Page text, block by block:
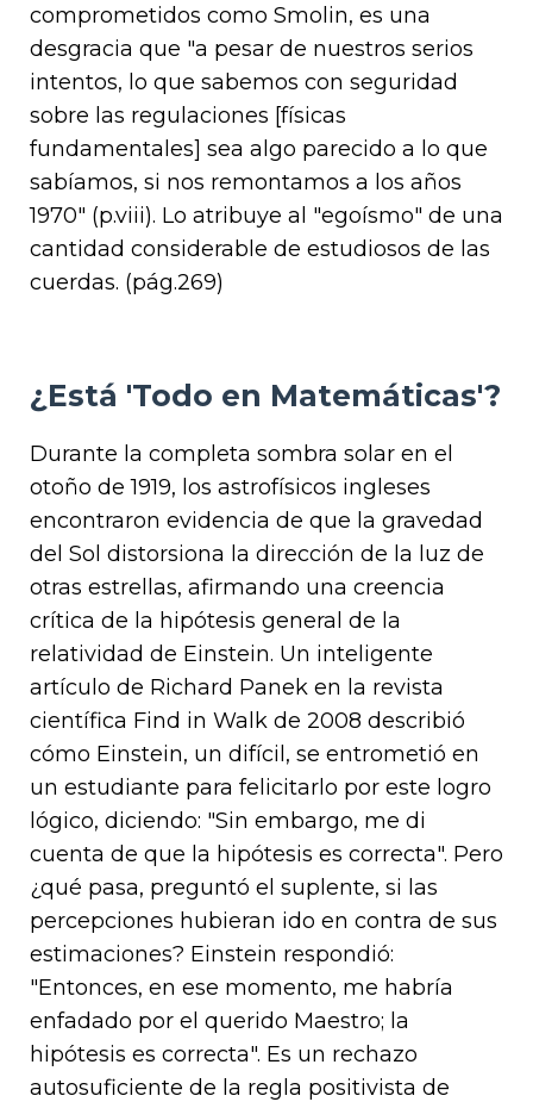
comprometidos como Smolin, es una
desgracia que "a pesar de nuestros serios
intentos, lo que sabemos con seguridad
sobre las regulaciones [físicas
fundamentales] sea algo parecido a lo que
sabíamos, si nos remontamos a los años
1970" (p.viii). Lo atribuye al "egoísmo" de una
cantidad considerable de estudiosos de las
cuerdas. (pág.269)
¿Está 'Todo en Matemáticas'?
Durante la completa sombra solar en el
otoño de 1919, los astrofísicos ingleses
encontraron evidencia de que la gravedad
del Sol distorsiona la dirección de la luz de
otras estrellas, afirmando una creencia
crítica de la hipótesis general de la
relatividad de Einstein. Un inteligente
artículo de Richard Panek en la revista
científica Find in Walk de 2008 describió
cómo Einstein, un difícil, se entrometió en
un estudiante para felicitarlo por este logro
lógico, diciendo: "Sin embargo, me di
cuenta de que la hipótesis es correcta". Pero
¿qué pasa, preguntó el suplente, si las
percepciones hubieran ido en contra de sus
estimaciones? Einstein respondió:
"Entonces, en ese momento, me habría
enfadado por el querido Maestro; la
hipótesis es correcta". Es un rechazo
autosuficiente de la regla positivista de